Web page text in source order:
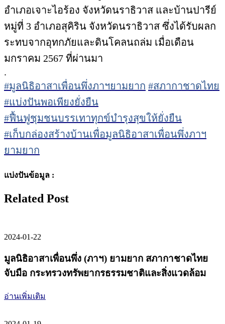
อำเภอเจาะไอร้อง จังหวัดนราธิวาส และบ้านปารีย์
หมู่ที่ 3 อำเภอสุคิริน จังหวัดนราธิวาส ซึ่งได้รับผลก
ระทบจากอุทกภัยและดินโคลนถล่ม เมื่อเดือน
มกราคม 2567 ที่ผ่านมา
.
#มูลนิธิอาสาเพื่อนพึ่งภาฯยามยาก #สภากาชาดไทย
#แบ่งปันพอเพียงยั่งยืน
#ฟื้นฟูชุมชนบรรเทาทุกข์บำรุงสุขให้ยั่งยืน
#เก็บกล่องสร้างบ้านเพื่อมูลนิธิอาสาเพื่อนพึ่งภาฯ
ยามยาก
แบ่งปันข้อมูล :
Related Post
2024-01-22
มูลนิธิอาสาเพื่อนพึ่ง (ภาฯ) ยามยาก สภากาชาดไทย
จับมือ กระทรวงทรัพยากรธรรมชาติและสิ่งแวดล้อม
อ่านเพิ่มเติม